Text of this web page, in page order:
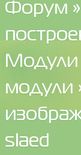
Форум »
Модули
модули
slaed